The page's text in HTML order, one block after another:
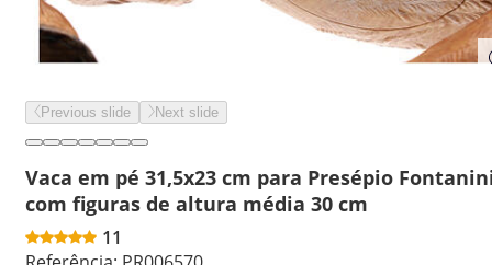
Previous slide Next slide
Vaca em pé 31,5x23 cm para Presépio
com figuras de altura média 30 cm
11